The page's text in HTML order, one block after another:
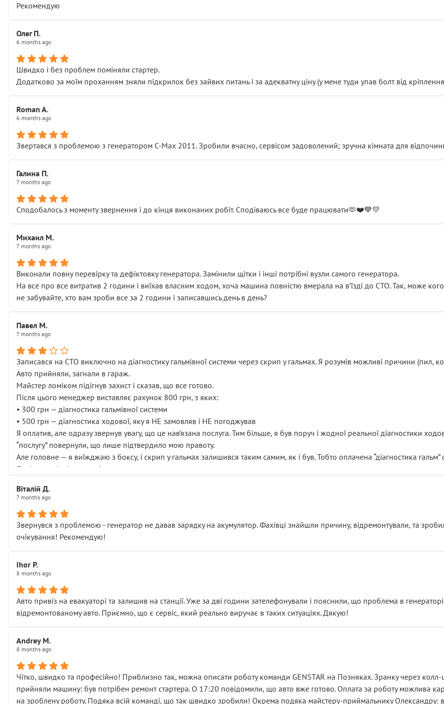
Рекомендую
Олег П.
6 months ago
Швидко і без проблем поміняли стартер.
Додатково за моїм проханням зняли підкрилок без зайвих питань і за адекватну ціну (у мене туди упав болт від
Roman A.
6 months ago
Звертався з проблемою з генератором C-Max 2011. Зробили вчасно, сервісом задоволений; зручна кімната для
Галина П.
7 months ago
Сподобалось з моменту звернення і до кінця виконаних робіт. Сподіваюсь все буде працювати🫶❤️💙💛
Михаил М.
7 months ago
Виконали повну перевірку та дефіктовку генератора. Замінили щітки і інші потрібні вузли самого генератора.
На все про все витратив 2 години і виїхав власним ходом, хоча машина повністю вмерала на вʼїзді до СТО. Так, може
не забувайте, хто вам зроби все за 2 години і записавшись день в день?
Павел М.
7 months ago
Записався на СТО виключно на діагностику гальмівної системи через скрип у гальмах. Я розумів можливі причини (пил,
Авто прийняли, загнали в гараж.
Майстер ломіком підігнув захист і сказав, що все готово.
Після цього менеджер виставляє рахунок 800 грн, з яких:
• 300 грн — діагностика гальмівної системи
• 500 грн — діагностика ходової, яку я НЕ замовляв і НЕ погоджував
Я оплатив, але одразу звернув увагу, що це нав’язана послуга. Тим більше, я був поруч і жодної реальної діагностики
“послугу” повернули, що лише підтвердило мою правоту.
Але головне — я виїжджаю з боксу, і скрип у гальмах залишився таким самим, як і був. Тобто оплачена “діагностика
Далі ситуація тільки погіршилась:
• що біля авто стояти вже не можна
( ну все зняли та доробили) дякую!
Окремий момент, який виглядає абсурдно:
мені заявили, що бачок гальмівної рідини потрібно міняти разом із головним гальмівним циліндром у зборі.
Що прикро — це не перший мій візит. Раніше міняв у вас стартер, і тоді сервіс наче справив хороше враження. Але
пояснили, що це “старі гайки, які відкручували”, і попросили не хвилюватися. ( надіюсь новий власник, не застяг в полі))
Але після нинішнього візиту такі дрібниці вже не здаються дрібницями.
Я — клієнт, який працює на довірі, і саме її цей сервіс серйозно підірвав.
Хотілося б більше:
• прозорості в роботах і рахунках
• реальної діагностики, а не формального “подивились і поїхав”
На жаль, складається враження, що сервіс працює не на якість, а “аби швидше і дорожче”. Саме це і псує загальне
Стосовно комунікації - все добре
Віталій Д.
7 months ago
Звернувся з проблемою - генератор не давав зарядку на акумулятор. Фахівці знайшли причину, відремонтували, та
очікування! Рекомендую!
Ihor P.
8 months ago
Авто привіз на евакуаторі та залишив на станції. Уже за дві години зателефонували і пояснили, що проблема в
відремонтованому авто. Приємно, що є сервіс, який реально виручає в таких ситуаціях. Дякую!
Andrey M.
8 months ago
Чітко, швидко та професійно! Приблизно так, можна описати роботу команди GENSTAR на Позняках. Зранку через колл-
прийняли машину: був потрібен ремонт стартера. О 17:20 повідомили, що авто вже готово. Оплата за роботу можлива
на зроблену роботу. Подяка всій команді, що так швидко зробили! Окрема подяка майстеру-приймальнику Олександру: